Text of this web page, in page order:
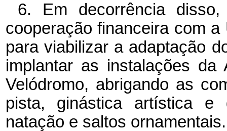
6. Em decorrência
cooperação financeira com
para viabilizar a adaptação
implantar as instalações da
Velódromo, abrigando as
pista, ginástica artística e
natação e saltos ornamentais.